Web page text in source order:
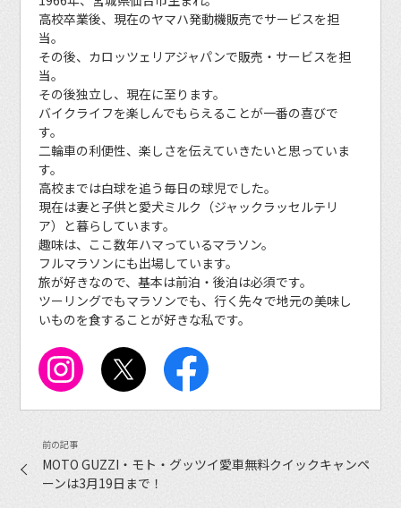
高校卒業後、現在のヤマハ発動機販売でサービスを担
当。
その後、カロッツェリアジャパンで販売・サービスを担
当。
その後独立し、現在に至ります。
バイクライフを楽しんでもらえることが一番の喜びで
す。
二輪車の利便性、楽しさを伝えていきたいと思っていま
す。
高校までは白球を追う毎日の球児でした。
現在は妻と子供と愛犬ミルク（ジャックラッセルテリ
ア）と暮らしています。
趣味は、ここ数年ハマっているマラソン。
フルマラソンにも出場しています。
旅が好きなので、基本は前泊・後泊は必須です。
ツーリングでもマラソンでも、行く先々で地元の美味し
いものを食することが好きな私です。
MOTO GUZZI・モト・グッツイ愛車無料クイックキャンペ
ーンは3月19日まで！